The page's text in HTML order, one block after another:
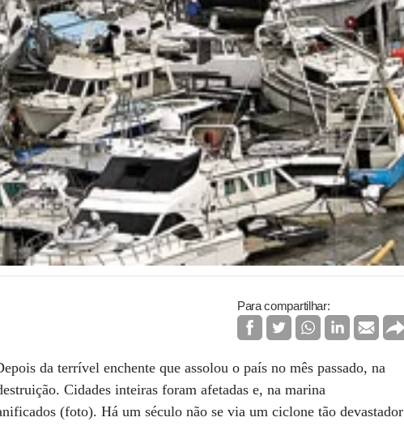
Para compartilhar:
da terrível enchente que assolou o país no mês passado, na
Cidades inteiras foram afetadas e, na marina
(foto). Há um século não se via um ciclone tão devastador